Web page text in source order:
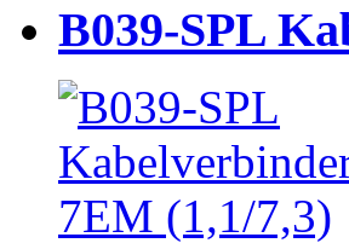
B039-SPL